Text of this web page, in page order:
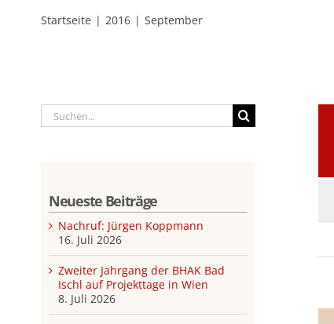
Startseite 2016 September
Suche
nach:
Neueste Beiträge
Nachruf: Jürgen Koppmann
16. Juli 2026
Zweiter Jahrgang der BHAK Bad
Ischl auf Projekttage in Wien
8. Juli 2026